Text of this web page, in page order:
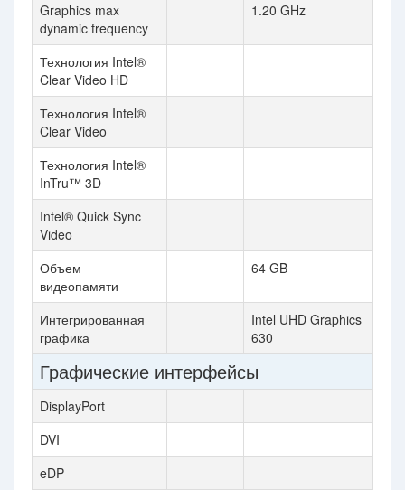
Graphics max
dynamic frequency
1.20 GHz
Технология Intel®
Clear Video HD
Технология Intel®
Clear Video
Технология Intel®
InTru™ 3D
Intel® Quick Sync
Video
Объем
видеопамяти
64 GB
Интегрированная
графика
Intel UHD Graphics
630
Графические интерфейсы
DisplayPort
DVI
eDP